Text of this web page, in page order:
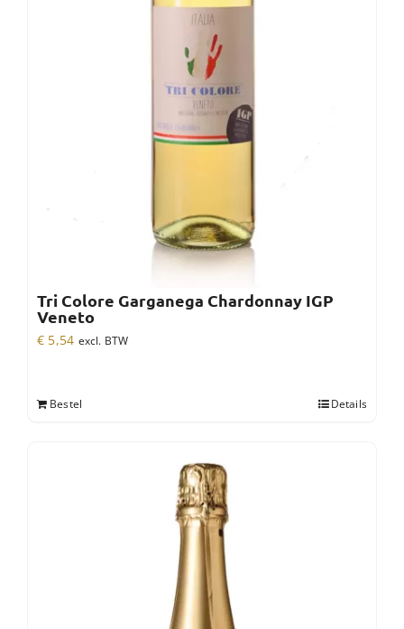
Tri Colore Garganega Chardonnay IGP
Veneto
€ 5,54 excl. BTW
Bestel Details